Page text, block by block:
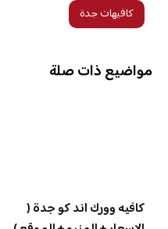
كافيهات جدة
مواضيع ذات صلة
كافيه وورك اند كو جدة (